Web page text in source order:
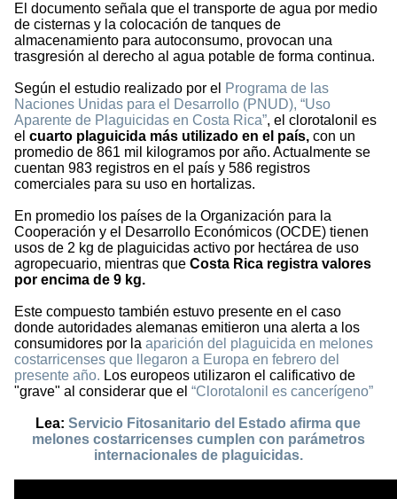
El documento señala que el transporte de agua por medio
de cisternas y la colocación de tanques de
almacenamiento para autoconsumo, provocan una
trasgresión al derecho al agua potable de forma continua.
Según el estudio realizado por el Programa de las
Naciones Unidas para el Desarrollo (PNUD), “Uso
Aparente de Plaguicidas en Costa Rica”, el clorotalonil es
el cuarto plaguicida más utilizado en el país, con un
promedio de 861 mil kilogramos por año. Actualmente se
cuentan 983 registros en el país y 586 registros
comerciales para su uso en hortalizas.
En promedio los países de la Organización para la
Cooperación y el Desarrollo Económicos (OCDE) tienen
usos de 2 kg de plaguicidas activo por hectárea de uso
agropecuario, mientras que Costa Rica registra valores
por encima de 9 kg.
Este compuesto también estuvo presente en el caso
donde autoridades alemanas emitieron una alerta a los
consumidores por la aparición del plaguicida en melones
costarricenses que llegaron a Europa en febrero del
presente año. Los europeos utilizaron el calificativo de
"grave" al considerar que el “Clorotalonil es cancerígeno”
Lea:Servicio Fitosanitario del Estado afirma que
melones costarricenses cumplen con parámetros
internacionales de plaguicidas.